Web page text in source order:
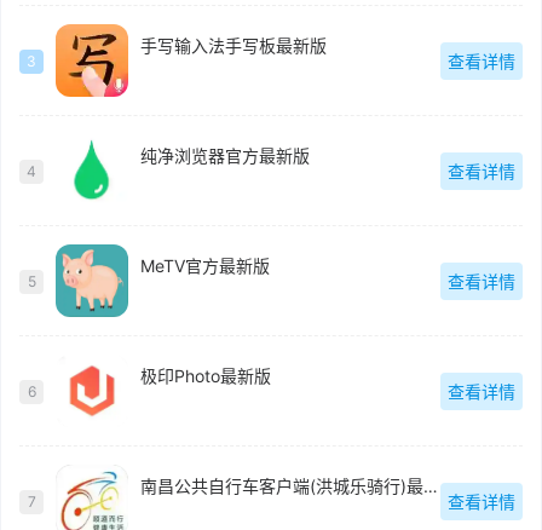
3
手写输入法手写板最新版
查看详情
4
纯净浏览器官方最新版
查看详情
5
MeTV官方最新版
查看详情
6
极印Photo最新版
查看详情
7
南昌公共自行车客户端(洪城乐骑行)最新版
查看详情